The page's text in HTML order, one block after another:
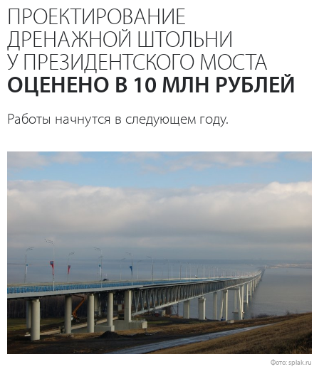
ПРОЕКТИРОВАНИЕ
ДРЕНАЖНОЙ ШТОЛЬНИ
У ПРЕЗИДЕНТСКОГО МОСТА
ОЦЕНЕНО В 10 МЛН РУБЛЕЙ
Работы начнутся в следующем году.
Фото: splak.ru